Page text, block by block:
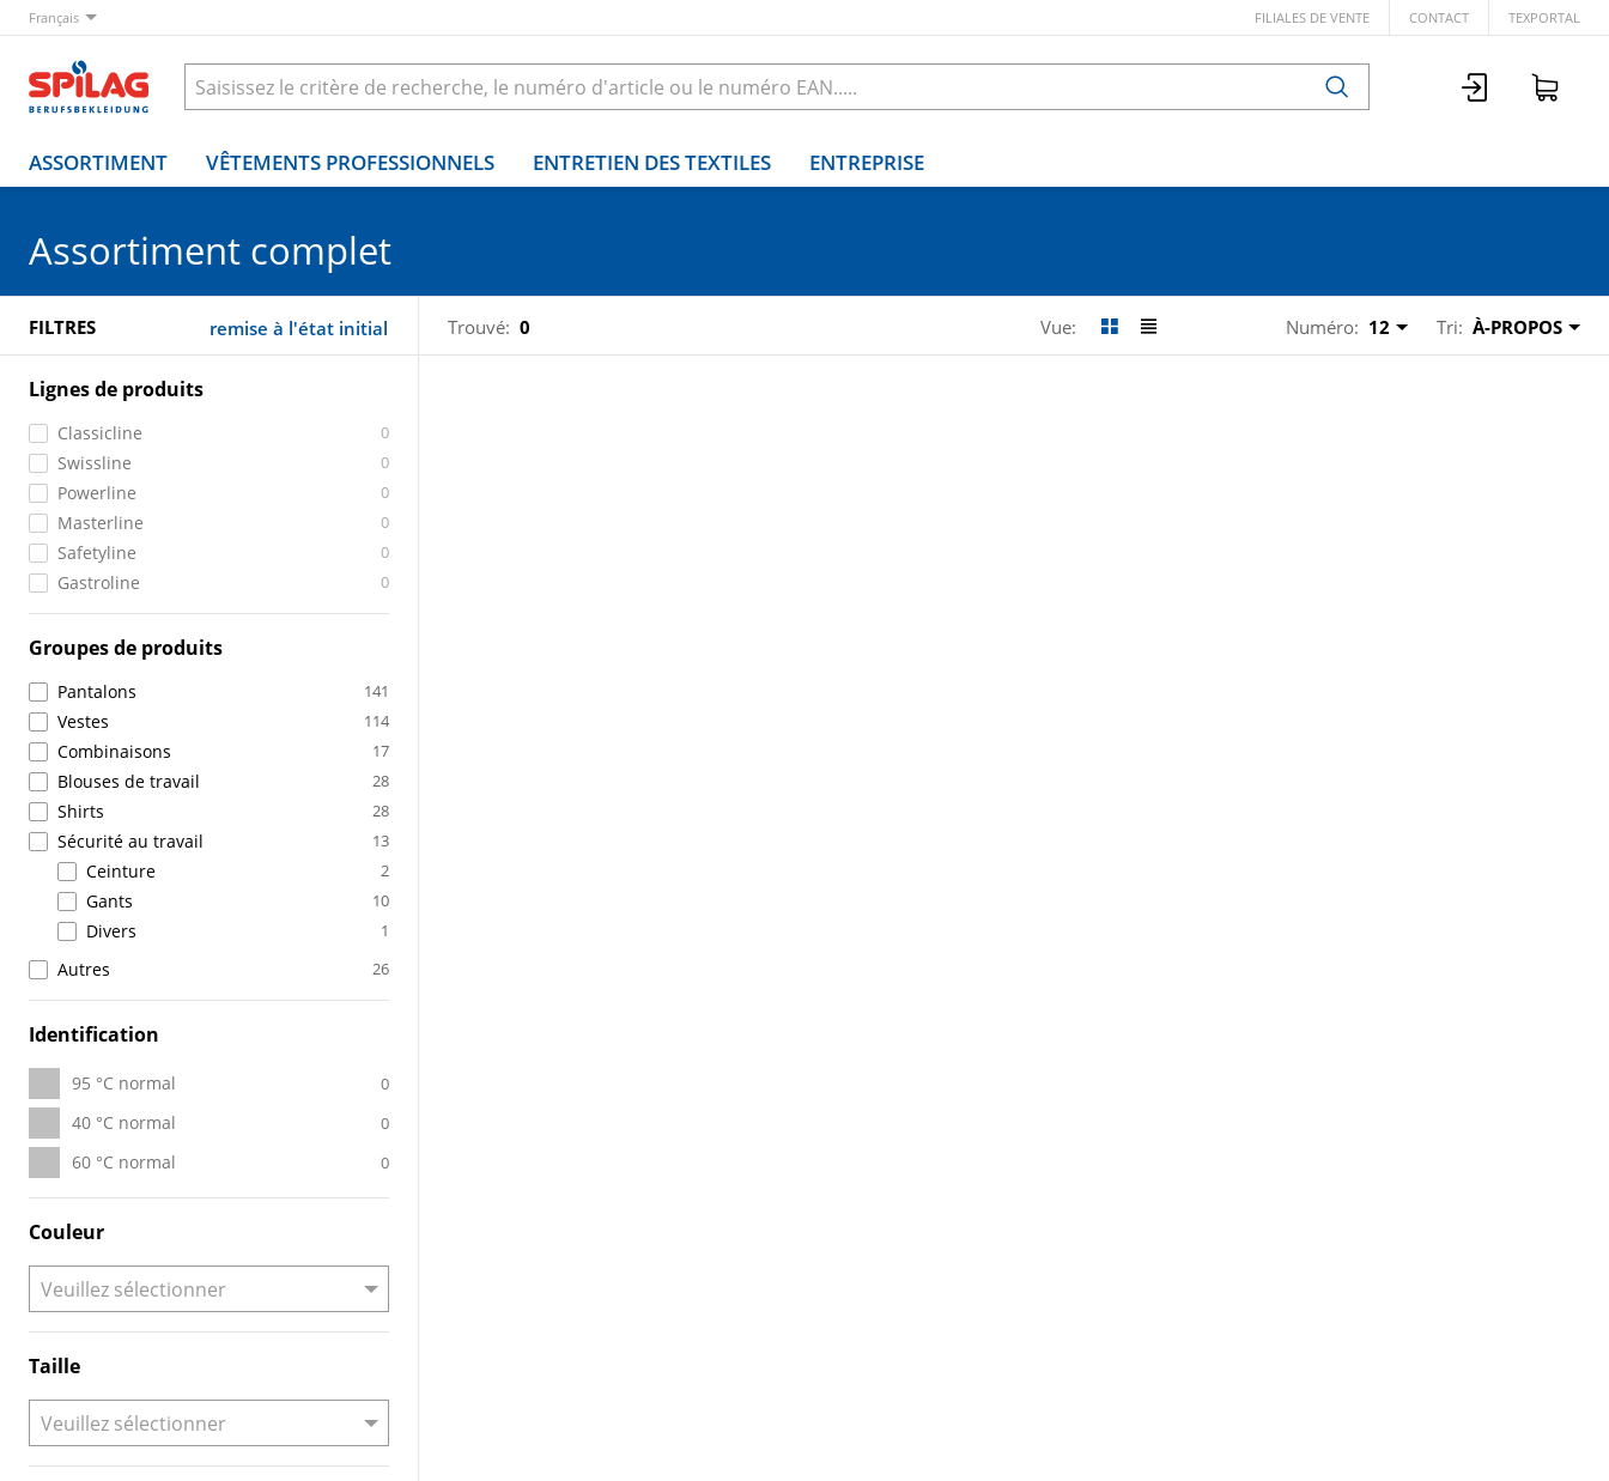
Français FILIALES DE VENTE CONTACT TEXPORTAL
ASSORTIMENT VÊTEMENTS PROFESSIONNELS ENTRETIEN DES TEXTILES ENTREPRISE
Assortiment complet
FILTRES remise à l'état initial Trouvé: 0 Vue: Numéro: 12 Tri: À-PROPOS
Lignes de produits
Classicline 0
Swissline 0
Powerline 0
Masterline 0
Safetyline 0
Gastroline 0
Groupes de produits
Pantalons 141
Vestes 114
Combinaisons 17
Blouses de travail 28
Shirts 28
Sécurité au travail 13
Ceinture 2
Gants 10
Divers 1
Autres 26
Identification
95 °C normal 0
40 °C normal 0
60 °C normal 0
Couleur
Taille